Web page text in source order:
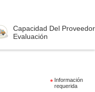
Capacidad Del Proveedor
Evaluación
Información
requerida